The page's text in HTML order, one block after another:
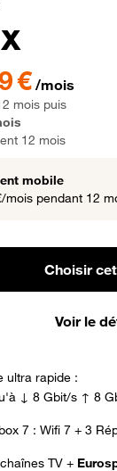
mois pendant 12
€/mois
mois puis
12 mois
mobile
mois pendant 12
Choisir
Voir le
ultra rapide :
↓ 8 Gbit/s ↑ 8
7 : Wifi 7 + 3
TV +